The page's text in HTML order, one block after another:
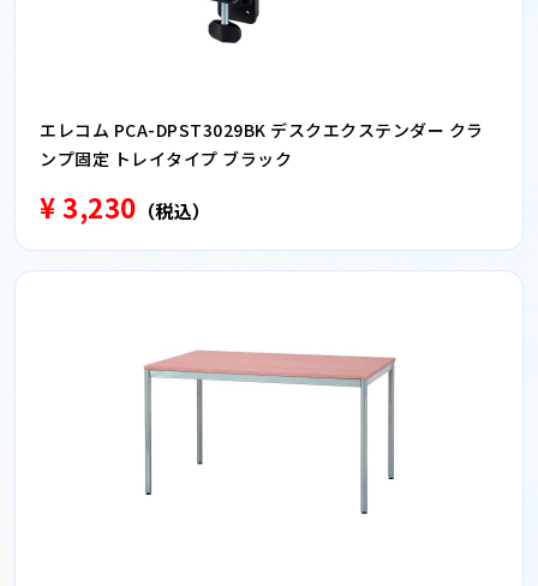
エレコム PCA-DPST3029BK デスクエクステンダー クラ
ンプ固定 トレイタイプ ブラック
¥ 3,230 （税込）